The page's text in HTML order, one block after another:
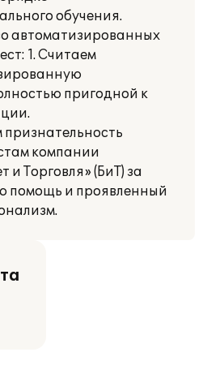
обучения.
автоматизированных
1. Считаем
пригодной к
компании
и Торговля» (БиТ) за
помощь и проявленный